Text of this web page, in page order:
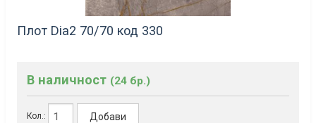
Плот Dia2 70/70 код 330
В наличност (24 бр.)
Кол.: Добави